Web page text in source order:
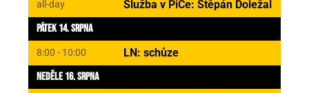
all-day
Služba v PiCe: Štěpán Doležal
Pátek 14. Srpna
8:00 - 10:00
LN: schůze
Neděle 16. Srpna